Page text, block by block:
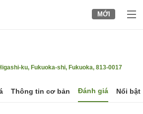
MỚI
ku, Fukuoka-shi, Fukuoka, 813-0017
Thông tin cơ bản Đánh giá Nổi bật